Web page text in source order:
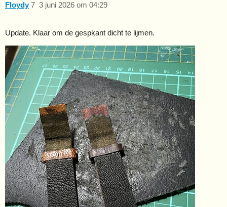
Floydy 3 juni 2026 om 04:29
7
Update. Klaar om de gespkant dicht te lijmen.